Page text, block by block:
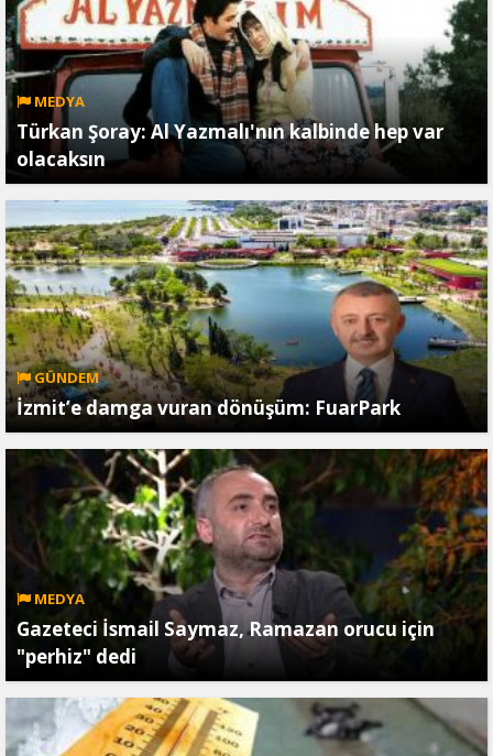
MEDYA
Türkan Şoray: Al Yazmalı'nın kalbinde hep var
olacaksın
GÜNDEM
İzmit’e damga vuran dönüşüm: FuarPark
MEDYA
Gazeteci İsmail Saymaz, Ramazan orucu için
"perhiz" dedi